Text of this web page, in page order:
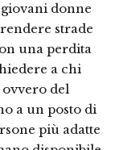
giovani donne
strade
una perdita
a chi
del
a un posto di
più adatte